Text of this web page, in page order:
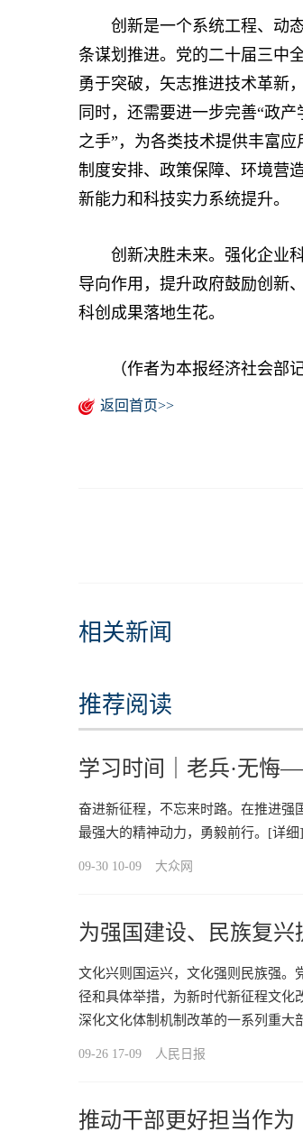
创新是一个系统工程、动态
条谋划推进。党的二十届三中
勇于突破，矢志推进技术革新
同时，还需要进一步完善“政
之手”，为各类技术提供丰富
制度安排、政策保障、环境营
新能力和科技实力系统提升。
创新决胜未来。强化企业科
导向作用，提升政府鼓励创新
科创成果落地生花。
（作者为本报经济社会部记
返回首页>>
相关新闻
推荐阅读
学习时间｜老兵·无悔
奋进新征程，不忘来时路。在推进强
最强大的精神动力，勇毅前行。 [详细]
09-30 10-09 大众网
为强国建设、民族复
文化兴则国运兴，文化强则民族强。
径和具体举措，为新时代新征程文化
深化文化体制机制改革的一系列重大
09-26 17-09 人民日报
推动干部更好担当作为